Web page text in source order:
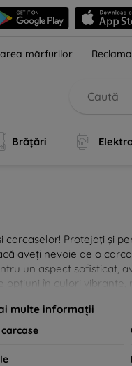
mărfurilor
Brățări
Protejați și
aveți nevoie de o
un aspect sofisticat,
în culori
multe informații